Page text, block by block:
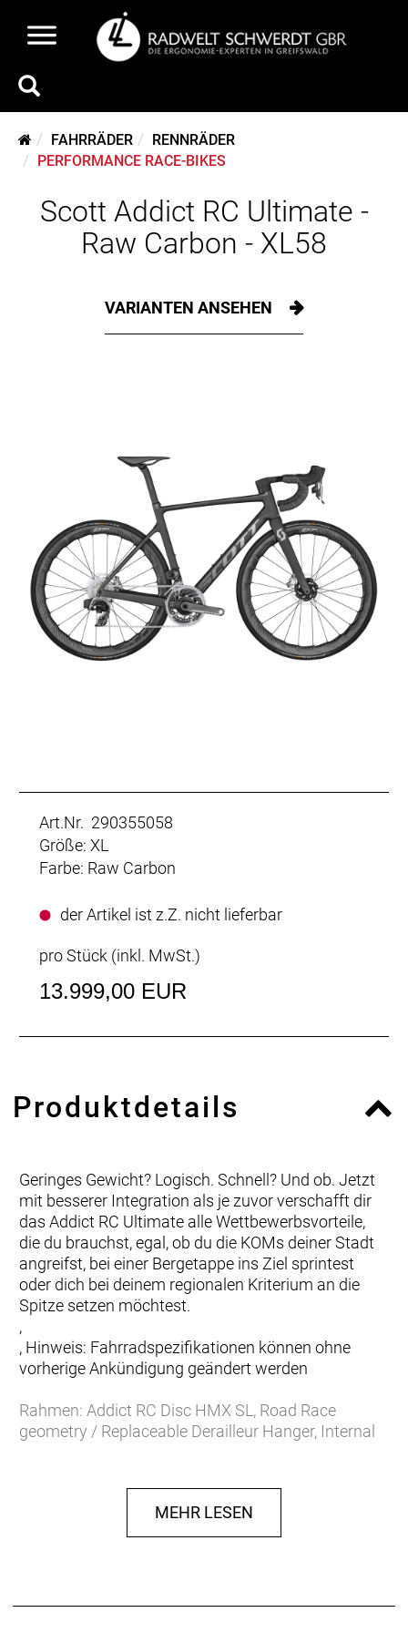
FAHRRÄDER
RENNRÄDER
PERFORMANCE RACE-BIKES
Scott Addict RC Ultimate -
Raw Carbon - XL58
VARIANTEN ANSEHEN
Art.Nr. 290355058
Größe: XL
Farbe: Raw Carbon
der Artikel ist z.Z. nicht lieferbar
pro Stück (inkl. MwSt.)
13.999,00 EUR
Produktdetails
Geringes Gewicht? Logisch. Schnell? Und ob. Jetzt
mit besserer Integration als je zuvor verschafft dir
das Addict RC Ultimate alle Wettbewerbsvorteile,
die du brauchst, egal, ob du die KOMs deiner Stadt
angreifst, bei einer Bergetappe ins Ziel sprintest
oder dich bei deinem regionalen Kriterium an die
Spitze setzen möchtest.
,
, Hinweis: Fahrradspezifikationen können ohne
vorherige Ankündigung geändert werden
Rahmen: Addict RC Disc HMX SL, Road Race
geometry / Replaceable Derailleur Hanger, Internal
1/2´´ Excentric Carbon steerer
Schaltwerk: SRAM RED eTap AXS, 24 Speed
Electronic Shift System
MEHR LESEN